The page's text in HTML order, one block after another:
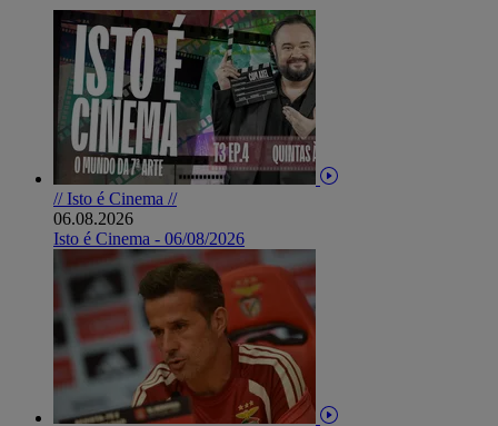
// Isto é Cinema //
06.08.2026
Isto é Cinema - 06/08/2026